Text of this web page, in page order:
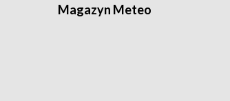
Magazyn Meteo